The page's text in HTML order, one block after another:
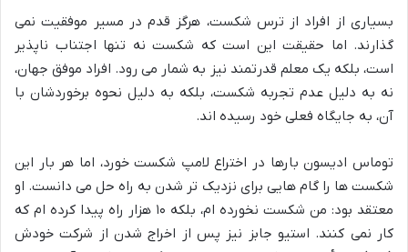
بسیاری از افراد از ترس شکست، هرگز قدم در مسیر موفقیت نمی
گذارند. اما حقیقت این است که شکست نه تنها اجتناب ناپذیر
است، بلکه یک معلم قدرتمند نیز به شمار می رود. افراد موفق جهان،
نه به دلیل عدم تجربه شکست، بلکه به دلیل نحوه برخوردشان با
آن، به جایگاه فعلی خود رسیده اند.
توماس ادیسون بارها در اختراع لامپ شکست خورد، اما هر بار این
شکست ها را گام هایی برای نزدیک تر شدن به راه حل می دانست. او
معتقد بود: من شکست نخورده ام، بلکه ۱۰ هزار راه پیدا کرده ام که
کار نمی کنند. استیو جابز نیز پس از اخراج شدن از شرکت خودش